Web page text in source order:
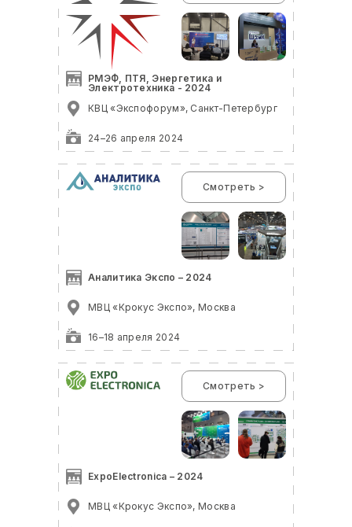
24–26 апреля 2024
РМЭФ, ПТЯ, Энергетика и
Электротехника - 2024
КВЦ «Экспофорум», Санкт-Петербург
16–18 апреля 2024
Аналитика Экспо – 2024
МВЦ «Крокус Экспо», Москва
Смотреть >
ExpoElectronica – 2024
МВЦ «Крокус Экспо», Москва
Смотреть >